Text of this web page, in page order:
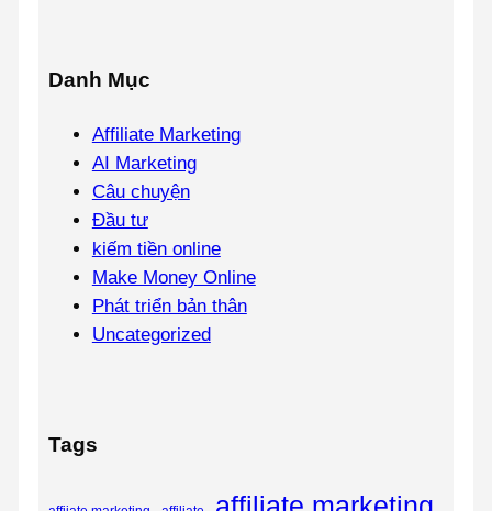
Danh Mục
Affiliate Marketing
AI Marketing
Câu chuyện
Đầu tư
kiếm tiền online
Make Money Online
Phát triển bản thân
Uncategorized
Tags